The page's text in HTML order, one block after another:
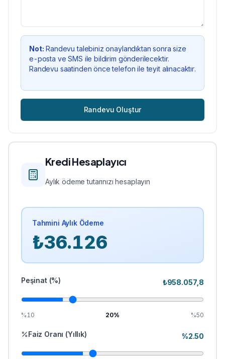
Not: Randevu talebiniz onaylandıktan sonra size
e-posta ve SMS ile bildirim gönderilecektir.
Randevu saatinden önce telefon ile teyit alınacaktır.
Randevu Oluştur
Kredi Hesaplayıcı
Aylık ödeme tutarınızı hesaplayın
Tahmini Aylık Ödeme
₺36.126
Peşinat (%) ₺958.057,8
%10 20% %50
Faiz Oranı (Yıllık) %2.50